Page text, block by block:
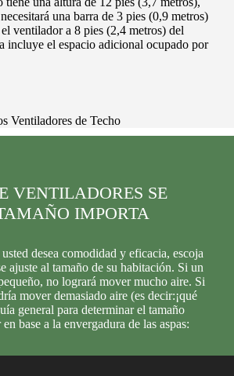
una barra de 3 pies (0,9 metros)
ventilador a 8 pies (2,4 metros) del
incluye el espacio adicional ocupado por
VENTILADORES SE
IMPORTA
desea comodidad y eficacia, escoja
ajuste al tamaño de su habitación. Si un
no logrará mover mucho aire. Si
mover demasiado aire (es decir:¡qué
general para determinar el tamaño
base a la envergadura de las aspas: